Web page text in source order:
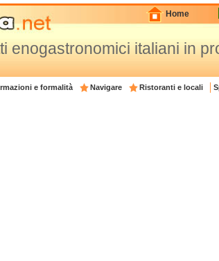
Home
enogastronomici italiani in
e formalità Navigare Ristoranti e locali